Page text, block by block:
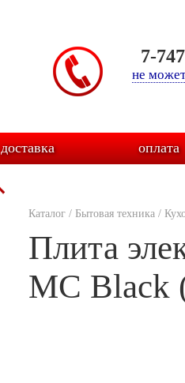
7-
не
доставка оплата
Каталог / Бытовая техника /
Плита
МС Black